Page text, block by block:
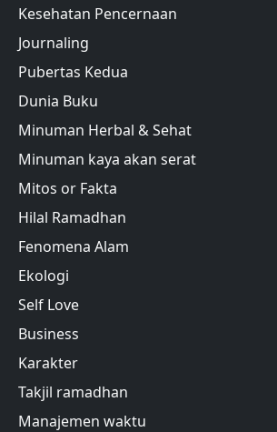
Kesehatan Pencernaan
Journaling
Pubertas Kedua
Dunia Buku
Minuman Herbal & Sehat
Minuman kaya akan serat
Mitos or Fakta
Hilal Ramadhan
Fenomena Alam
Ekologi
Self Love
Business
Karakter
Takjil ramadhan
Manajemen waktu